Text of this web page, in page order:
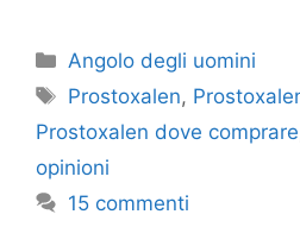
Categorie
Angolo degli uomini
Tag
Prostoxalen,
Prostoxalen dove comprare
opinioni
15 commenti